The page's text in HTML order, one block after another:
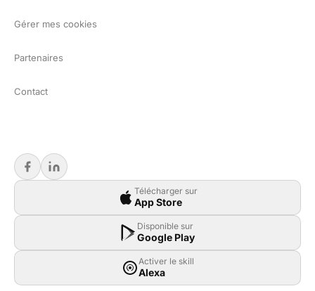
Gérer mes cookies
Partenaires
Contact
Télécharger sur
App Store
Disponible sur
Google Play
Activer le skill
Alexa